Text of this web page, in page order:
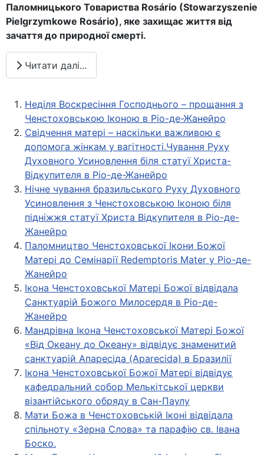
Паломницького Товариства Rosário (Stowarzyszenie
Pielgrzymkowe Rosário), яке захищає життя від
зачаття до природної смерті.
Читати далі...
Неділя Воскресіння Господнього – прощання з
Ченстоховською Іконою в Ріо-де-Жанейро
Свідчення матері – наскільки важливою є
допомога жінкам у вагітності.Чування Руху
Духовного Усиновлення біля статуї Христа-
Відкупителя в Ріо-де-Жанейро
Нічне чування бразильського Руху Духовного
Усиновлення з Ченстоховською Іконою біля
підніжжя статуї Христа Відкупителя в Ріо-де-
Жанейро
Паломництво Ченстоховської Ікони Божої
Матері до Семінарії Redemptoris Mater у Ріо-де-
Жанейро
Ікона Ченстоховської Матері Божої відвідала
Санктуарій Божого Милосердя в Ріо-де-
Жанейро
Мандрівна Ікона Ченстоховської Матері Божої
«Від Океану до Океану» відвідує знаменитий
санктуарій Апаресіда (Aparecida) в Бразилії
Ікона Ченстоховської Божої Матері відвідує
кафедральний собор Мелькітської церкви
візантійського обряду в Сан-Паулу
Мати Божа в Ченстоховській Іконі відвідала
спільноту «Зерна Слова» та парафію св. Івана
Боско.